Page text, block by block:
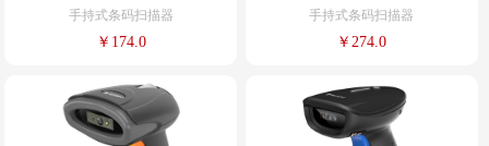
手持式条码扫描器
￥174.0
手持式条码扫描器
￥274.0